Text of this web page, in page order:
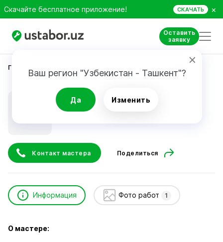
Скачайте бесплатное приложение! СКАЧАТЬ ×
Оставить
заявку
Ваш регион "Узбекистан - Ташкент"?
Да Изменить
Главная
Baxramov J.
Контакт мастера Поделиться
Информация Фото работ 1
О мастере: